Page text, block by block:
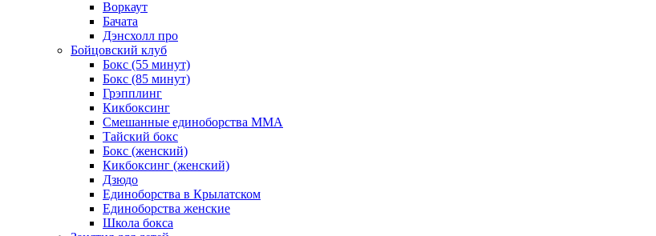
Воркаут
Бачата
Дэнсхолл про
Бойцовский клуб
Бокс (55 минут)
Бокс (85 минут)
Грэпплинг
Кикбоксинг
Смешанные единоборства ММА
Тайский бокс
Бокс (женский)
Кикбоксинг (женский)
Дзюдо
Единоборства в Крылатском
Единоборства женские
Школа бокса